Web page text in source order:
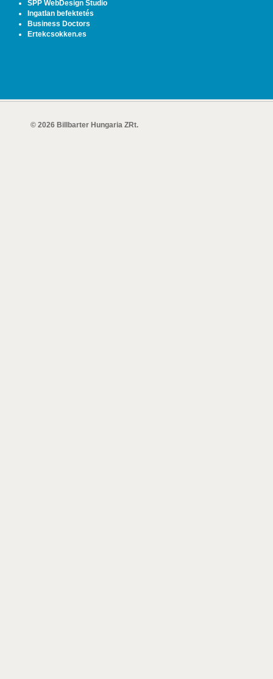
SPP WebDesign Studio
Ingatlan befektetés
Business Doctors
Ertekcsokken.es
© 2026 Billbarter Hungaria ZRt.